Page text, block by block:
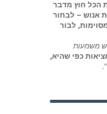
הכל חוץ מדבר
אנוש – לבחור
לבוֹר
משמעות
כפי שהיא,